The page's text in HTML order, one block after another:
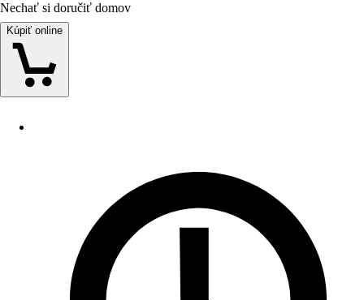
Nechať si doručiť domov
Kúpiť online